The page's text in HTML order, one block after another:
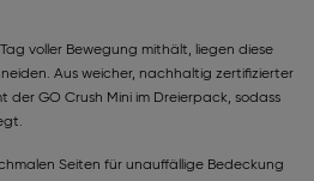
voller Bewegung mithält, liegen diese
Aus weicher, nachhaltig zertifizierter
der GO Crush Mini im Dreierpack, sodass
Seiten für unauffällige Bedeckung